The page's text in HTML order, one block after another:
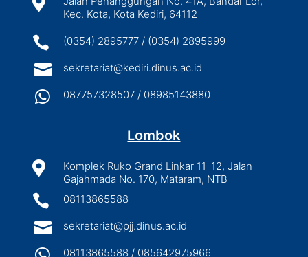
Kec. Kota, Kota Kediri, 64112
 (0354) 2895777 / (0354) 2895999
 sekretariat@kediri.dinus.ac.id
 087757328507 / 08985143880
Lombok

Komplek Ruko Grand Linkar 11-12, Jalan
Gajahmada No. 170, Mataram, NTB
 08113865588
 sekretariat@pjj.dinus.ac.id
08113865588 / 085642975966